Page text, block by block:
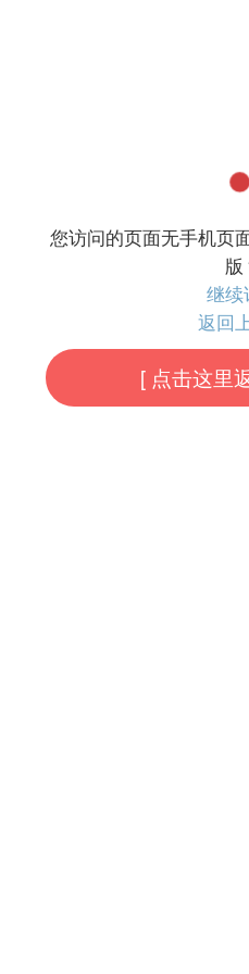
您访问的页面无手机页
版
继续
返回
[ 点击这里